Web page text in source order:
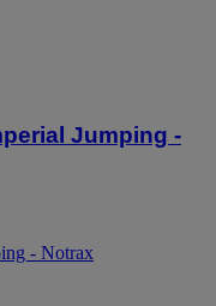
Jumping -
- Notrax